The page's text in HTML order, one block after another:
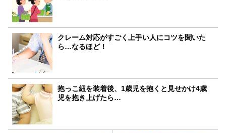
クレーム対応がすごく上手い人にコツを聞いた
ら…なるほど！
抱っこ紐を装着後、1歳児を抱くと見せかけ4歳
児を抱き上げたら…